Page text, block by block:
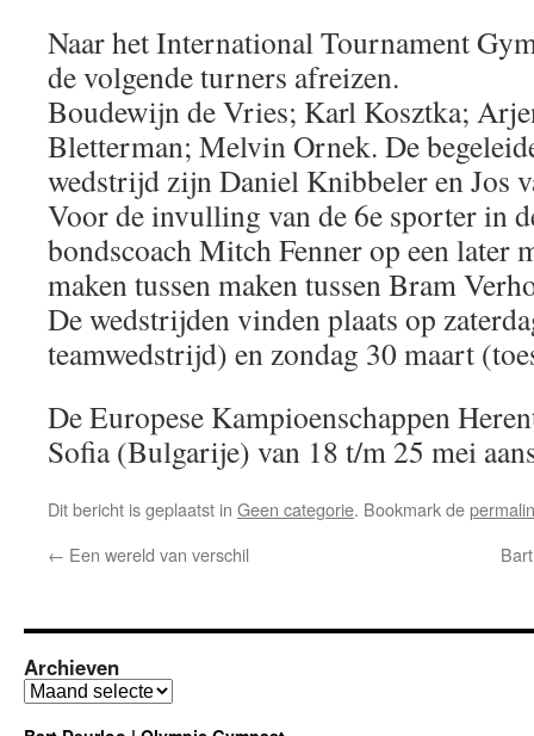
Naar het International Tournament
de volgende turners afreizen.
Boudewijn de Vries; Karl Kosztka;
Bletterman; Melvin Ornek. De
wedstrijd zijn Daniel Knibbeler en Jos
Voor de invulling van de 6e sporter in
bondscoach Mitch Fenner op een later
maken tussen maken tussen Bram
De wedstrijden vinden plaats op
teamwedstrijd) en zondag 30 maart
De Europese Kampioenschappen
Sofia (Bulgarije) van 18 t/m 25 mei
Dit bericht is geplaatst in Geen categorie. Bookmark de
← Een wereld van verschil
Archieven
Archieven